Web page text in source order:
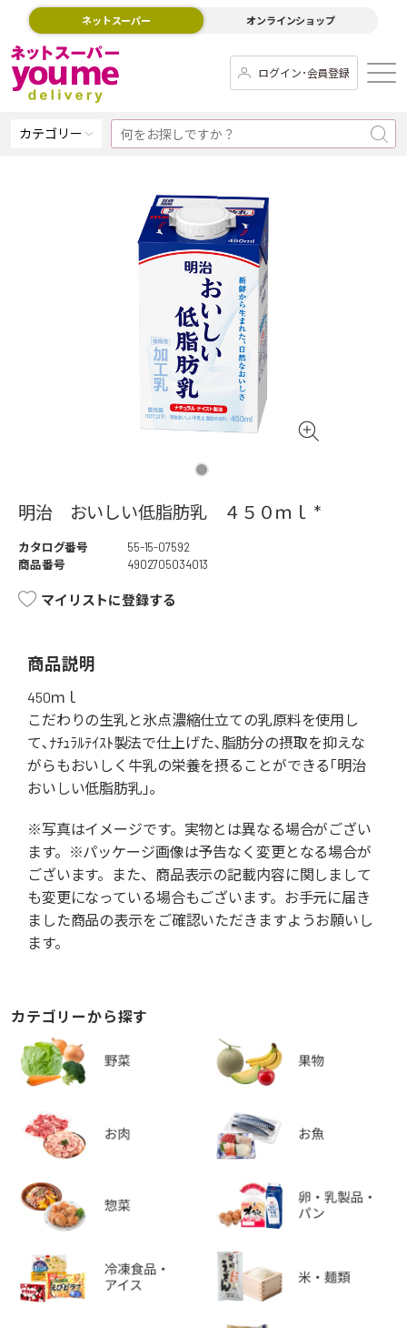
ネットスーパー オンラインショップ
ログイン･会員登録
カテゴリー
明治 おいしい低脂肪乳 ４５０ｍｌ *
カタログ番号
55-15-07592
商品番号
4902705034013
マイリストに登録する
商品説明
450ｍｌ
こだわりの生乳と氷点濃縮仕立ての乳原料を使用し
て､ﾅﾁｭﾗﾙﾃｲｽﾄ製法で仕上げた､脂肪分の摂取を抑えな
がらもおいしく牛乳の栄養を摂ることができる｢明治
おいしい低脂肪乳｣｡
※写真はイメージです。実物とは異なる場合がござい
ます。※パッケージ画像は予告なく変更となる場合が
ございます。また、商品表示の記載内容に関しまして
も変更になっている場合もございます。お手元に届き
ました商品の表示をご確認いただきますようお願いし
ます。
カテゴリーから探す